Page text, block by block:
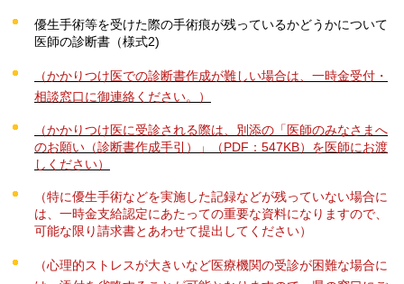
優生手術等を受けた際の手術痕が残っているかどうかについて
医師の診断書（様式2)
（かかりつけ医での診断書作成が難しい場合は、一時金受付・
相談窓口に御連絡ください。）
（かかりつけ医に受診される際は、別添の「医師のみなさまへ
のお願い（診断書作成手引）」（PDF：547KB）を医師にお渡
しください）
（特に優生手術などを実施した記録などが残っていない場合に
は、一時金支給認定にあたっての重要な資料になりますので、
可能な限り請求書とあわせて提出してください）
（心理的ストレスが大きいなど医療機関の受診が困難な場合に